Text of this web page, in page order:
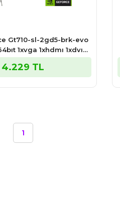
Gt710-sl-2gd5-brk-evo
1xvga 1xhdmı 1xdvı
Ekran Kartı
4.229 TL
1